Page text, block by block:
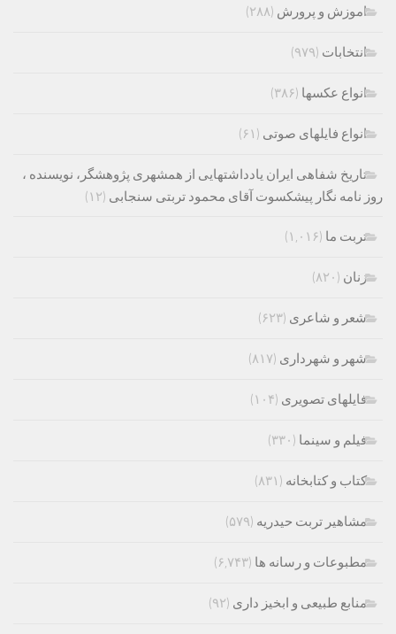
اموزش و پرورش (۲۸۸)
انتخابات (۹۷۹)
انواع عکسها (۳۸۶)
انواع فایلهای صوتی (۶۱)
تاریخ شفاهی ایران یادداشتهایی از همشهری پژوهشگر، نویسنده ،
روز نامه نگار پیشکسوت آقای محمود تربتی سنجابی (۱۲)
تربت ما (۱,۰۱۶)
زنان (۸۲۰)
شعر و شاعری (۶۲۳)
شهر و شهرداری (۸۱۷)
فایلهای تصویری (۱۰۴)
فیلم و سینما (۳۳۰)
کتاب و کتابخانه (۸۳۱)
مشاهیر تربت حیدریه (۵۷۹)
مطبوعات و رسانه ها (۶,۷۴۳)
منابع طبیعی و ابخیز داری (۹۲)